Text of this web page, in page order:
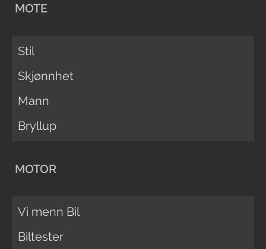
MOTE
Stil
Skjønnhet
Mann
Bryllup
MOTOR
Vi menn Bil
Biltester